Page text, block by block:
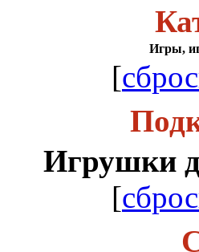
Игры,
[
Игрушки
[